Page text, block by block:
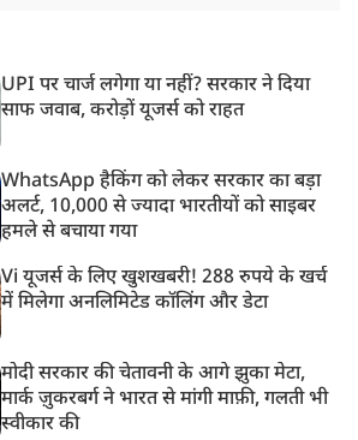
UPI पर चार्ज लगेगा या नहीं? सरकार ने दिया
साफ जवाब, करोड़ों यूजर्स को राहत
WhatsApp हैकिंग को लेकर सरकार का बड़ा
अलर्ट, 10,000 से ज्यादा भारतीयों को साइबर
हमले से बचाया गया
Vi यूजर्स के लिए खुशखबरी! 288 रुपये के खर्च
में मिलेगा अनलिमिटेड कॉलिंग और डेटा
मोदी सरकार की चेतावनी के आगे झुका मेटा,
मार्क ज़ुकरबर्ग ने भारत से मांगी माफ़ी, गलती भी
स्वीकार की